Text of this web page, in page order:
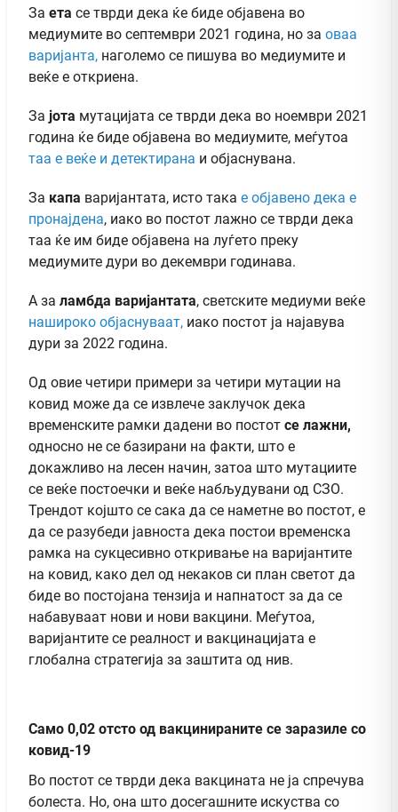
За ета се тврди дека ќе биде објавена во
медиумите во септември 2021 година, но за оваа
варијанта, наголемо се пишува во медиумите и
веќе е откриена.
За јота мутацијата се тврди дека во ноември 2021
година ќе биде објавена во медиумите, меѓутоа
таа е веќе и детектирана и објаснувана.
За капа варијантата, исто така е објавено дека е
пронајдена, иако во постот лажно се тврди дека
таа ќе им биде објавена на луѓето преку
медиумите дури во декември годинава.
А за ламбда варијантата, светските медиуми веќе
нашироко објаснуваат, иако постот ја најавува
дури за 2022 година.
Од овие четири примери за четири мутации на
ковид може да се извлече заклучок дека
временските рамки дадени во постот се лажни,
односно не се базирани на факти, што е
докажливо на лесен начин, затоа што мутациите
се веќе постоечки и веќе набљудувани од СЗО.
Трендот којшто се сака да се наметне во постот, е
да се разубеди јавноста дека постои временска
рамка на сукцесивно откривање на варијантите
на ковид, како дел од некаков си план светот да
биде во постојана тензија и напнатост за да се
набавуваат нови и нови вакцини. Меѓутоа,
варијантите се реалност и вакцинацијата е
глобална стратегија за заштита од нив.
Само 0,02 отсто од вакцинираните се заразиле со
ковид-19
Во постот се тврди дека вакцината не ја спречува
болеста. Но, она што досегашните искуства со